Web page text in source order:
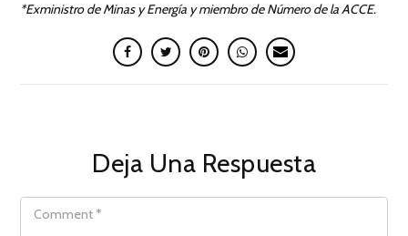
*Exministro de Minas y Energía y miembro de Número de la ACCE.
Deja Una Respuesta
COMMENT